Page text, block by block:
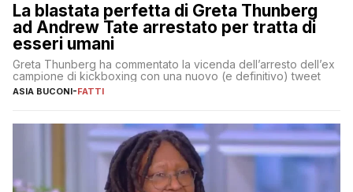
La blastata perfetta di Greta Thunberg
ad Andrew Tate arrestato per tratta di
esseri umani
Greta Thunberg ha commentato la vicenda dell’arresto dell’ex
campione di kickboxing con una nuovo (e definitivo) tweet
ASIA BUCONI-FATTI